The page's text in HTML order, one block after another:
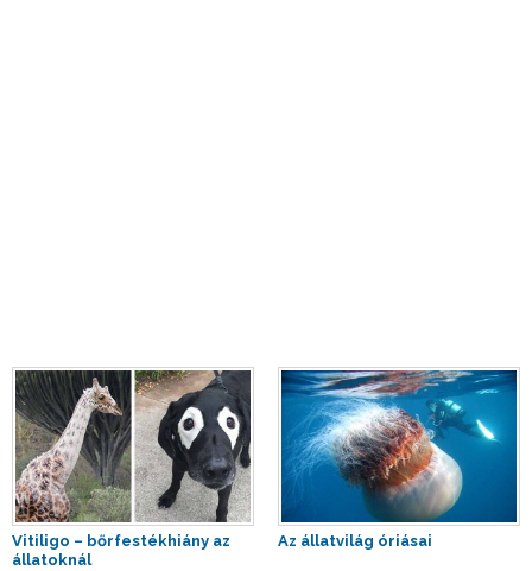
Vitiligo – bőrfestékhiány az
állatoknál
Az állatvilág óriásai